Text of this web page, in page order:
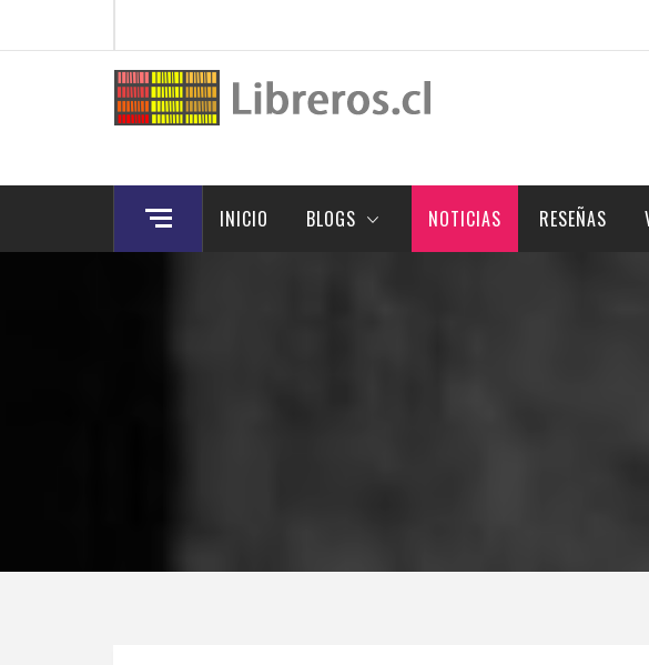
INICIO BLOGS NOTICIAS RESEÑAS